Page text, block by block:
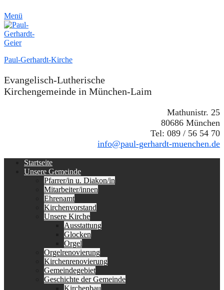
Menü
Paul-Gerhardt-Kirche
Evangelisch-Lutherische
Kirchengemeinde in München-Laim
Mathunistr. 25
80686 München
Tel: 089 / 56 54 70
info@paul-gerhardt-muenchen.de
Erstes
Menü
Startseite
Unsere Gemeinde
Pfarrer/in u. Diakon/in
Mitarbeiter/innen
Ehrenamt
Kirchenvorstand
Unsere Kirche
Ausstattung
Glocken
Orgel
Orgelrenovierung
Kirchenrenovierung
Gemeindegebiet
Geschichte der Gemeinde
Kirchenbau